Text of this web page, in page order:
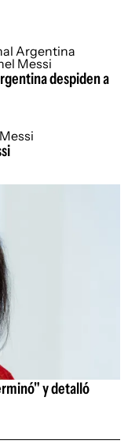
despiden a
y detalló